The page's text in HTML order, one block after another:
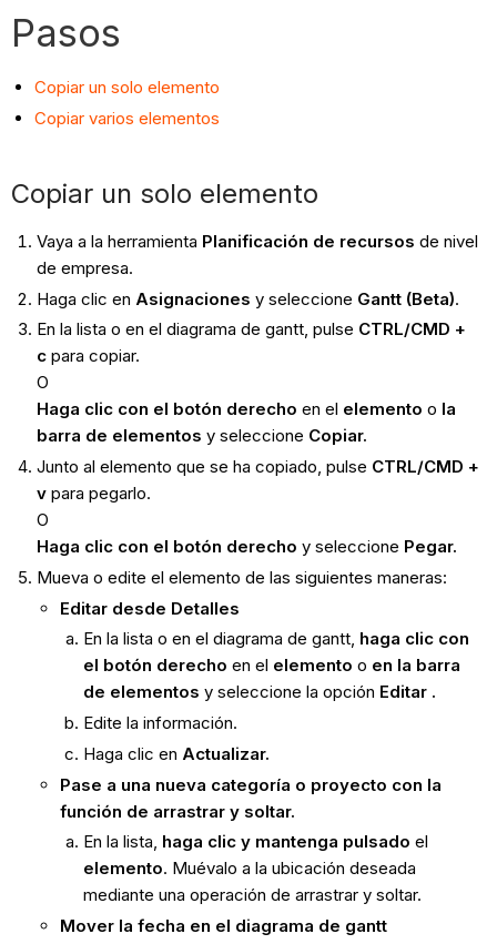
Pasos
Copiar un solo elemento
Copiar varios elementos
Copiar un solo elemento
Vaya a la herramienta Planificación de recursos de nivel
de empresa.
Haga clic en Asignaciones y seleccione Gantt (Beta).
En la lista o en el diagrama de gantt, pulse CTRL/CMD +
cpara copiar.
O
Haga clic con el botón derecho en el elemento o la
barra de elementos y seleccione Copiar.
Junto al elemento que se ha copiado, pulse CTRL/CMD +
vpara pegarlo.
O
Haga clic con el botón derecho y seleccione Pegar.
Mueva o edite el elemento de las siguientes maneras:
Editar desde Detalles
En la lista o en el diagrama de gantt, haga clic con
el botón derecho en el elemento o en la barra
de elementos y seleccione la opción Editar .
Edite la información.
Haga clic en Actualizar.
Pase a una nueva categoría o proyecto con la
función de arrastrar y soltar.
En la lista, haga clic y mantenga pulsado el
elemento. Muévalo a la ubicación deseada
mediante una operación de arrastrar y soltar.
Mover la fecha en el diagrama de gantt